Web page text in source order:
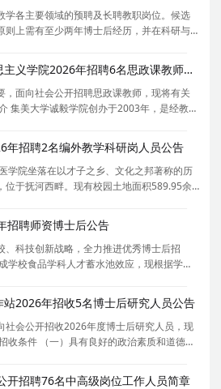
学各主要领域的预聘及长聘教职岗位。候选
则上需有至少两年博士后经历，并在科研与
潜力。学院薪资待遇具有国际竞争力，且
资质提供多种住房补贴
集美大学诚毅学院马克思主义学院2026年招聘6名思政课教师启事（二）
，面向社会公开招聘思政课教师，现将有关
集美大学诚毅学院创办于2003年，是经教育
集美大学教育发展基金会联合举办的独立
校园占地面积550余亩
年招聘2名编外教学科研岗人员公告
学院坐落在以才子之乡、文化之邦著称的历
位于抚河西畔。现有校园土地面积589.95余
。学院是培养医学专门应用型人才的高等院
床医学院、口腔医学
招聘师资博士后公告
、科技创新战略，全力推进优秀博士后招
学校食品学科人才蓄水池效应，现根据学科
博士后科研流动站，面向国内外公开招收
次计划招聘师资博士后不
2026年招收5名博士后研究人员公告
社会公开招收2026年度博士后研究人员，现
收条件 （一）具有良好的政治素质和道德修
二）具有博士学位（应届博士提供导师签名
业的承诺书），年龄
开招聘76名中高级岗位工作人员简章